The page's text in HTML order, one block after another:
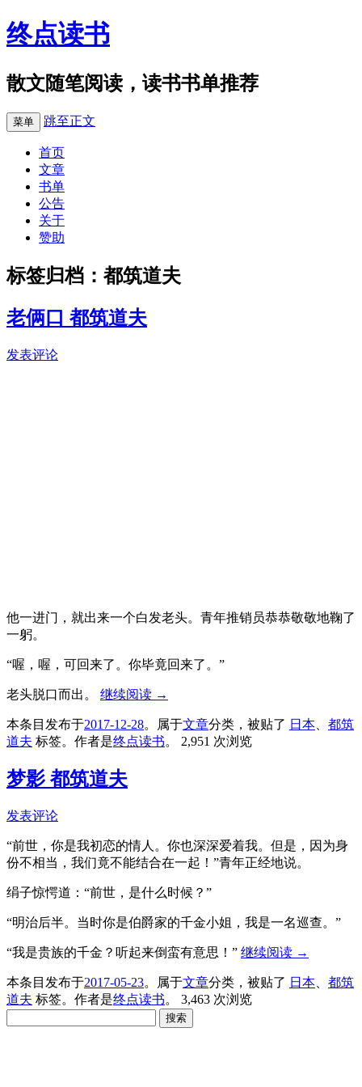
终点读书
散文随笔阅读，读书书单推荐
菜单 跳至正文
首页
文章
书单
公告
关于
赞助
标签归档： 都筑道夫
老俩口 都筑道夫
发表评论
他一进门，就出来一个白发老头。青年推销员恭恭敬敬地鞠了
一躬。
“喔，喔，可回来了。你毕竟回来了。”
老头脱口而出。 继续阅读 →
本条目发布于2017-12-28。属于文章分类，被贴了 日本
都筑
道夫 标签。 作者是终点读书。 2,951 次浏览
梦影 都筑道夫
发表评论
“前世，你是我初恋的情人。你也深深爱着我。但是，因为身
份不相当，我们竟不能结合在一起！”青年正经地说。
绢子惊愕道：“前世，是什么时候？”
“明治后半。当时你是伯爵家的千金小姐，我是一名巡查。”
“我是贵族的千金？听起来倒蛮有意思！” 继续阅读 →
本条目发布于2017-05-23。属于文章分类，被贴了 日本
都筑
道夫 标签。 作者是终点读书。
3,463 次浏览